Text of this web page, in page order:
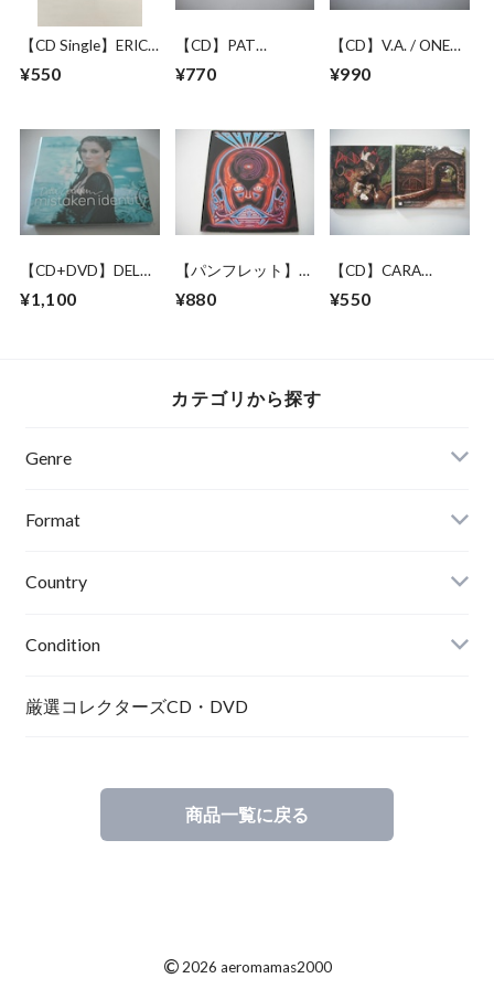
【CD Single】ERIC
CLAPTON / BAD
LOVE
¥550
【CD】PAT
METHENY GROUP /
IN CONCERT
¥770
【CD】V.A. / ONE
MOMENT IN TIME
¥990
【CD+DVD】DELTA
GOODREM /
MISTAKEN
¥1,100
【パンフレット】
JOURNEY / 1983
JAPAN TOUR
¥880
【CD】CARA
/JONES /
PANDORA'S BOX
¥550
カテゴリから探す
Genre
Format
Country
Condition
厳選コレクターズCD・DVD
商品一覧に戻る
© 2026 aeromamas2000